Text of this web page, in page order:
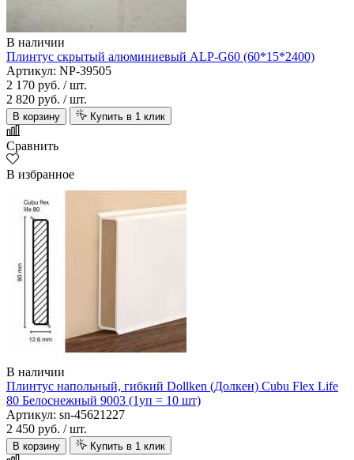
В наличии
Плинтус скрытый алюминиевый ALP-G60 (60*15*2400)
Артикул: NP-39505
2 170 руб. / шт.
2 820 руб. / шт.
В корзину Купить в 1 клик
Сравнить
В избранное
В наличии
Плинтус напольный, гибкий Dollken (Долкен) Cubu Flex Life
80 Белоснежный 9003 (1уп = 10 шт)
Артикул: sn-45621227
2 450 руб. / шт.
В корзину Купить в 1 клик